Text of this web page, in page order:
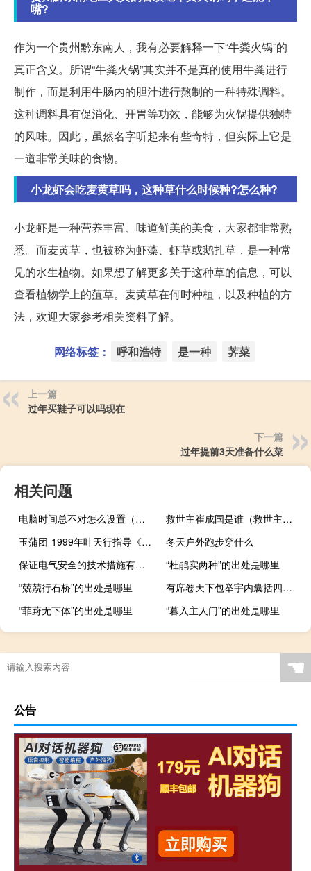
嘴?
作为一个贵州黔东南人，我有必要解释一下“牛粪火锅”的
真正含义。所谓“牛粪火锅”其实并不是真的使用牛粪进行
制作，而是利用牛肠内的胆汁进行熬制的一种特殊调料。
这种调料具有促消化、开胃等功效，能够为火锅提供独特
的风味。因此，虽然名字听起来有些奇特，但实际上它是
一道非常美味的食物。
小龙虾会吃麦黄草吗，这种草什么时候种?怎么种?
小龙虾是一种营养丰富、味道鲜美的美食，大家都非常熟
悉。而麦黄草，也被称为虾藻、虾草或鹅扎草，是一种常
见的水生植物。如果想了解更多关于这种草的信息，可以
查看植物学上的菹草。麦黄草在何时种植，以及种植的方
法，欢迎大家参考相关资料了解。
网络标签： 呼和浩特 是一种 荠菜
上一篇
过年买鞋子可以吗现在
下一篇
过年提前3天准备什么菜
相关问题
电脑时间总不对怎么设置（电脑时间不对怎么设置）
救世主崔成国是谁（救世主崔成国）
玉蒲团-1999年叶天行指导《玉蒲团之初入桃源洞》简介
冬天户外跑步穿什么
保证电气安全的技术措施有哪些
“杜鹃实两种”的出处是哪里
“兢兢行石桥”的出处是哪里
有席卷天下包举宇内囊括四海之意并吞八荒之心词类活用
“菲葑无下体”的出处是哪里
“暮入主人门”的出处是哪里
☚
公告